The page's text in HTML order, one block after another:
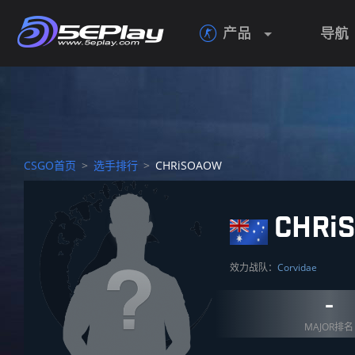
 产品 导航
CSGO首页 > 选手排行 > CHRiSOAOW
效力战队： Corvidae
-
MAJOR排名